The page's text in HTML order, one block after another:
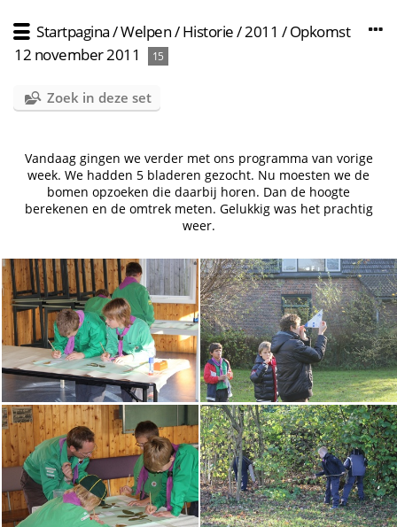
Startpagina/Welpen/Historie/2011 /Opkomst
12 november 2011
15
Zoek in deze set
Vandaag gingen we verder met ons programma van vorige
week. We hadden 5 bladeren gezocht. Nu moesten we de
bomen opzoeken die daarbij horen. Dan de hoogte
berekenen en de omtrek meten. Gelukkig was het prachtig
weer.